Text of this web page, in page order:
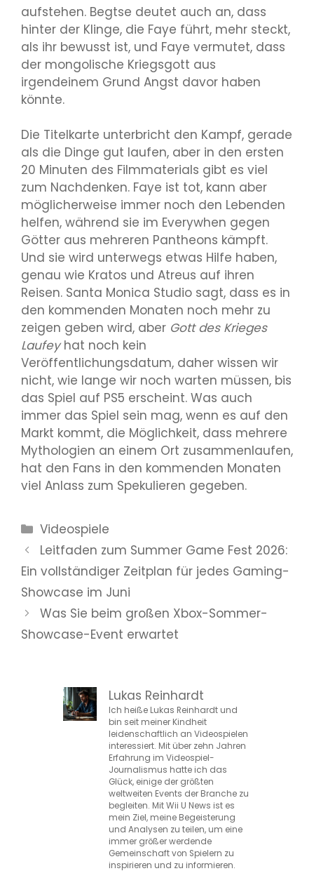
aufstehen. Begtse deutet auch an, dass
hinter der Klinge, die Faye führt, mehr steckt,
als ihr bewusst ist, und Faye vermutet, dass
der mongolische Kriegsgott aus
irgendeinem Grund Angst davor haben
könnte.
Die Titelkarte unterbricht den Kampf, gerade
als die Dinge gut laufen, aber in den ersten
20 Minuten des Filmmaterials gibt es viel
zum Nachdenken. Faye ist tot, kann aber
möglicherweise immer noch den Lebenden
helfen, während sie im Everywhen gegen
Götter aus mehreren Pantheons kämpft.
Und sie wird unterwegs etwas Hilfe haben,
genau wie Kratos und Atreus auf ihren
Reisen. Santa Monica Studio sagt, dass es in
den kommenden Monaten noch mehr zu
zeigen geben wird, aber Gott des Krieges
Laufeyhat noch kein
Veröffentlichungsdatum, daher wissen wir
nicht, wie lange wir noch warten müssen, bis
das Spiel auf PS5 erscheint. Was auch
immer das Spiel sein mag, wenn es auf den
Markt kommt, die Möglichkeit, dass mehrere
Mythologien an einem Ort zusammenlaufen,
hat den Fans in den kommenden Monaten
viel Anlass zum Spekulieren gegeben.
Kategorien
Videospiele
Leitfaden zum Summer Game Fest 2026:
Ein vollständiger Zeitplan für jedes Gaming-
Showcase im Juni
Was Sie beim großen Xbox-Sommer-
Showcase-Event erwartet
Lukas Reinhardt
Ich heiße Lukas Reinhardt und
bin seit meiner Kindheit
leidenschaftlich an Videospielen
interessiert. Mit über zehn Jahren
Erfahrung im Videospiel-
Journalismus hatte ich das
Glück, einige der größten
weltweiten Events der Branche zu
begleiten. Mit Wii U News ist es
mein Ziel, meine Begeisterung
und Analysen zu teilen, um eine
immer größer werdende
Gemeinschaft von Spielern zu
inspirieren und zu informieren.